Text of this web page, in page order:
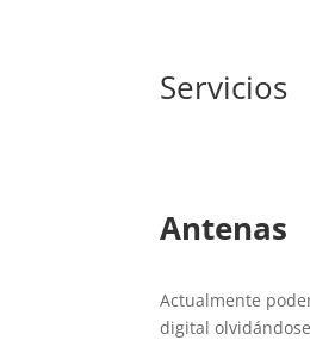
Servicios
Antenas
Actualmente
digital